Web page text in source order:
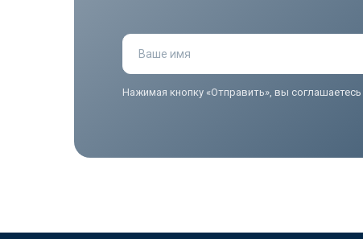
Ваше имя
Нажимая кнопку «Отправить», вы соглашаетесь